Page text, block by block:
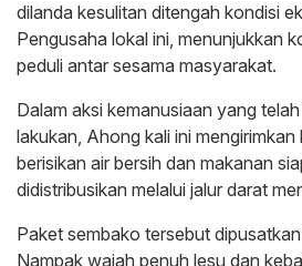
dilanda kesulitan ditengah kondisi
Pengusaha lokal ini, menunjukkan
peduli antar sesama masyarakat.
Dalam aksi kemanusiaan yang
lakukan, Ahong kali ini
berisikan air bersih dan makanan
didistribusikan melalui jalur darat
Paket sembako tersebut
Nampak wajah penuh lesu dan